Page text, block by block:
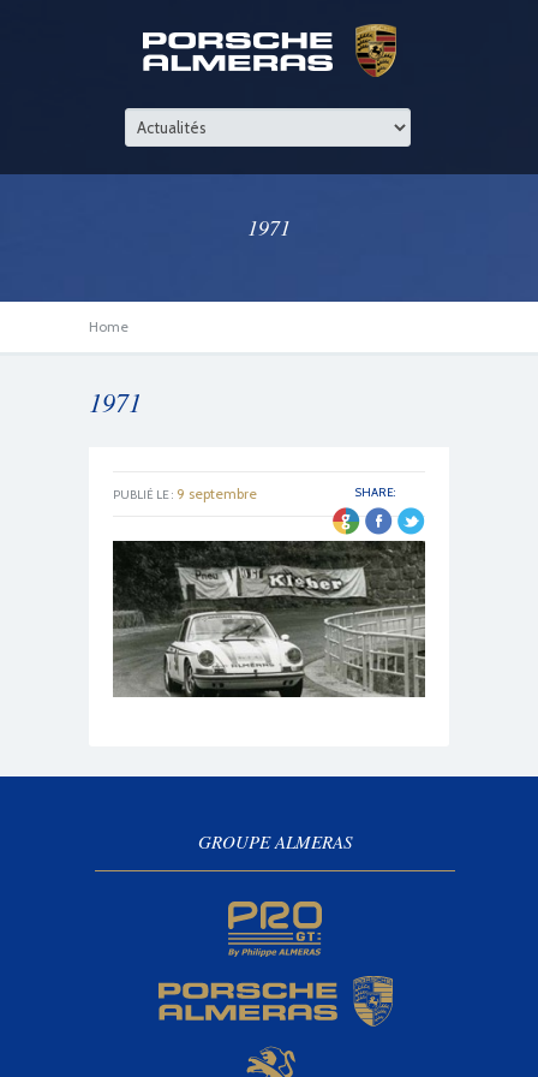
1971
Home
1971
SHARE:
PUBLIÉ LE : 9 septembre
GROUPE ALMERAS